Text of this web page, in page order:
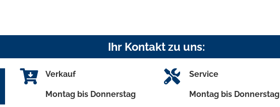
Ihr Kontakt zu uns:
Verkauf
Montag bis Donnerstag
Service
Montag bis Donnerstag